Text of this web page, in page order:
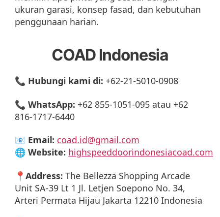
ukuran garasi, konsep fasad, dan kebutuhan
penggunaan harian.
COAD Indonesia
📞 Hubungi kami di: +62-21-5010-0908
📞 WhatsApp: +62 855-1051-095 atau +62
816-1717-6440
📧 Email: coad.id@gmail.com
🌐 Website: highspeeddoorindonesiacoad.com
📍 Address: The Bellezza Shopping Arcade
Unit SA-39 Lt 1 Jl. Letjen Soepono No. 34,
Arteri Permata Hijau Jakarta 12210 Indonesia